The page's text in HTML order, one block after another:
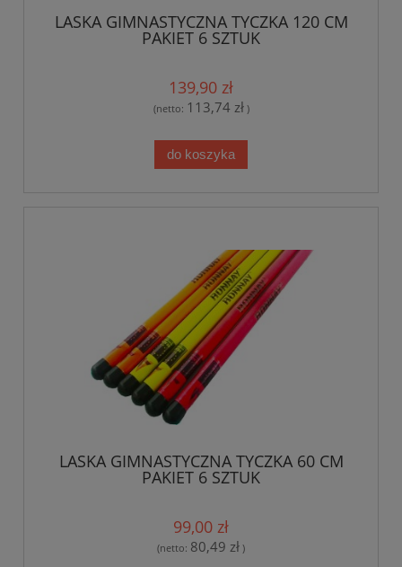
LASKA GIMNASTYCZNA TYCZKA 120 CM
PAKIET 6 SZTUK
139,90 zł
(netto: 113,74 zł)
do koszyka
LASKA GIMNASTYCZNA TYCZKA 60 CM
PAKIET 6 SZTUK
99,00 zł
(netto: 80,49 zł )